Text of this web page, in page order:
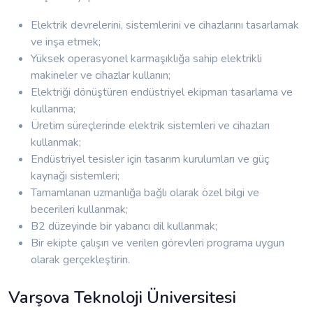
Elektrik devrelerini, sistemlerini ve cihazlarını tasarlamak
ve inşa etmek;
Yüksek operasyonel karmaşıklığa sahip elektrikli
makineler ve cihazlar kullanın;
Elektriği dönüştüren endüstriyel ekipman tasarlama ve
kullanma;
Üretim süreçlerinde elektrik sistemleri ve cihazları
kullanmak;
Endüstriyel tesisler için tasarım kurulumları ve güç
kaynağı sistemleri;
Tamamlanan uzmanlığa bağlı olarak özel bilgi ve
becerileri kullanmak;
B2 düzeyinde bir yabancı dil kullanmak;
Bir ekipte çalışın ve verilen görevleri programa uygun
olarak gerçekleştirin.
Varşova Teknoloji Üniversitesi